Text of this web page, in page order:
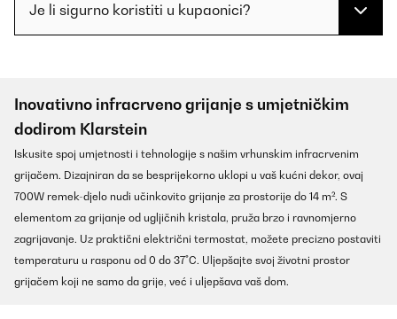
Je li sigurno koristiti u kupaonici?
Inovativno infracrveno grijanje s umjetničkim
dodirom Klarstein
Iskusite spoj umjetnosti i tehnologije s našim vrhunskim infracrvenim
grijačem. Dizajniran da se besprijekorno uklopi u vaš kućni dekor, ovaj
700W remek-djelo nudi učinkovito grijanje za prostorije do 14 m². S
elementom za grijanje od ugljičnih kristala, pruža brzo i ravnomjerno
zagrijavanje. Uz praktični električni termostat, možete precizno postaviti
temperaturu u rasponu od 0 do 37°C. Uljepšajte svoj životni prostor
grijačem koji ne samo da grije, već i uljepšava vaš dom.